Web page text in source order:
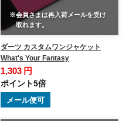
※会員さまは再入荷メールを受け
取れます。
ダーツ カスタムワンジャケット
What's Your Fantasy
1,303 円
ポイント5倍
メール便可